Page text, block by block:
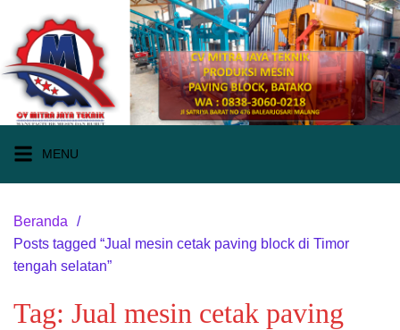
konten
MENU
Beranda
Posts tagged “Jual mesin cetak paving block di Timor
tengah selatan”
Tag: Jual mesin cetak paving